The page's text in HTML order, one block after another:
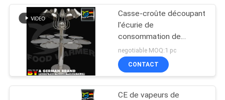
Casse-croûte découpant
l'écurie de
consommation de
puissance faible de
puissance de la lampe de
chaleur de station 200W
negotiable MOQ:1 pc
CONTACT
CE de vapeurs de